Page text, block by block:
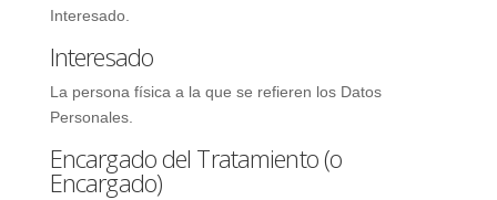
Interesado.
Interesado
La persona física a la que se refieren los Datos
Personales.
Encargado del Tratamiento (o
Encargado)